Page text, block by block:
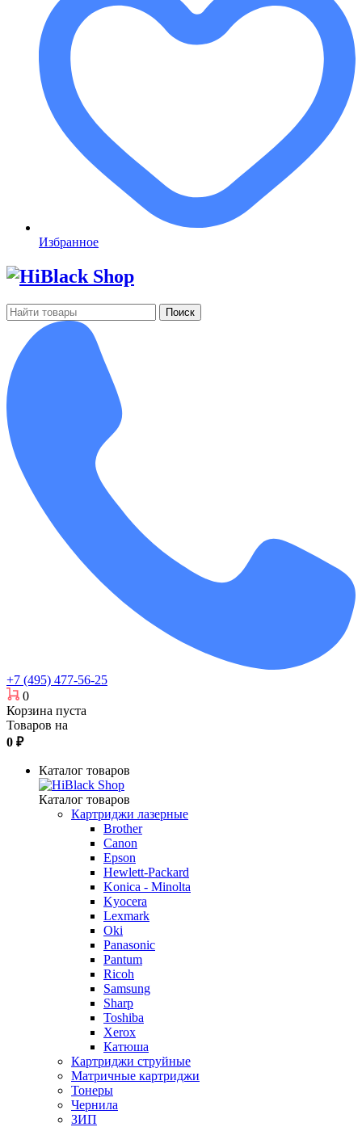
Избранное
Поиск
+7 (495) 477-56-25
0
Корзина пуста
Товаров на
0 ₽
Каталог товаров
Каталог товаров
Картриджи лазерные
Brother
Canon
Epson
Hewlett-Packard
Konica - Minolta
Kyocera
Lexmark
Oki
Panasonic
Pantum
Ricoh
Samsung
Sharp
Toshiba
Xerox
Катюша
Картриджи струйные
Матричные картриджи
Тонеры
Чернила
ЗИП